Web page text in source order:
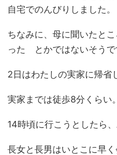
自宅でのんびりしました。
ちなみに、母に聞いたと
った とかではないそうで
2日はわたしの実家に帰省
実家までは徒歩8分くらい。
14時頃に行こうとしたら
長女と長男はいとこに早